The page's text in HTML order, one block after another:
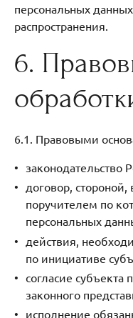
персональных
распространения.
6.
6.1. Правовыми
законодательство
договор,
поручителем по
персональных
действия,
по инициативе
согласие
законного
исполнение